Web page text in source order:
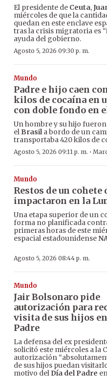
El presidente de Ceuta,
miércoles de que la
quedan en este enclave
tras la crisis migratoria es
ayuda del gobierno.
Agosto 5, 2026 09:30 p. m.
Mundo
Padre e hijo caen
kilos de cocaína en
con doble fondo en
Un hombre y su hijo
el Brasila bordo de un
transportaba 420 kilos de
Agosto 5, 2026 09:11 p. m. ·
Mundo
Restos de un cohete
impactaron en la
Una etapa superior de un
forma no planificada
primeras horas de este
espacial estadounidense
Agosto 5, 2026 08:44 p. m.
Mundo
Jair Bolsonaro pide
autorización para
visita de sus hijos
Padre
La defensa del ex
solicitó este miércoles a la
autorización
de sus hijos puedan
motivo del Día del Padre